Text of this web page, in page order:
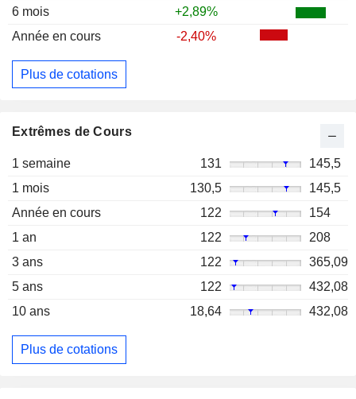
6 mois
+2,89%
Année en cours
-2,40%
Plus de cotations
Extrêmes de Cours
1 semaine 131
145,5
1 mois
130,5
145,5
Année en cours
122
154
1 an
122
208
3 ans
122
365,09
5 ans
122
432,08
10 ans
18,64 432,08
Plus de cotations